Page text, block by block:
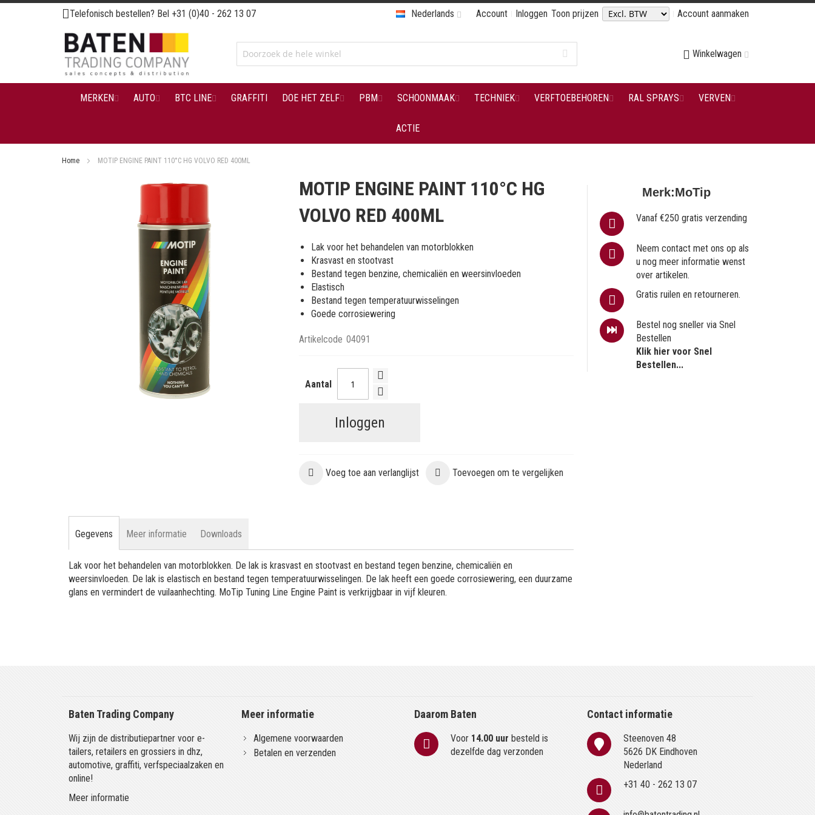
Ga
naar
de
inhoud
Telefonisch bestellen? Bel +31 (0)40 - 262 13 07 Account Inloggen Toon prijzen Account aanmaken
Nederlands
Winkelwagen
MERKEN AUTO BTC LINE GRAFFITI DOE HET ZELF PBM SCHOONMAAK TECHNIEK VERFTOEBEHOREN RAL SPRAYS VERVEN
ACTIE
Home MOTIP ENGINE PAINT 110°C HG VOLVO RED 400ML
MOTIP ENGINE PAINT 110°C HG
VOLVO RED 400ML
Lak voor het behandelen van motorblokken
Krasvast en stootvast
Bestand tegen benzine, chemicaliën en weersinvloeden
Elastisch
Bestand tegen temperatuurwisselingen
Goede corrosiewering
Artikelcode 04091
Aantal
Inloggen
Voeg toe aan verlanglijst Toevoegen om te vergelijken
Merk:MoTip
Vanaf €250 gratis verzending
Neem contact met ons op als
u nog meer informatie wenst
over artikelen.
Gratis ruilen en retourneren.
Bestel nog sneller via Snel
Bestellen
Klik hier voor Snel
Bestellen...
Gegevens
Lak voor het behandelen van motorblokken. De lak is krasvast en stootvast en bestand tegen benzine, chemicaliën en
weersinvloeden. De lak is elastisch en bestand tegen temperatuurwisselingen. De lak heeft een goede corrosiewering, een duurzame
glans en vermindert de vuilaanhechting. MoTip Tuning Line Engine Paint is verkrijgbaar in vijf kleuren.
Meer informatie Downloads
Baten Trading Company
Wij zijn de distributiepartner voor e-
tailers, retailers en grossiers in dhz,
automotive, graffiti, verfspeciaalzaken en
online!
Meer informatie
Meer informatie
Algemene voorwaarden
Betalen en verzenden
Daarom Baten
Voor 14.00 uur besteld is
dezelfde dag verzonden
Contact informatie
Steenoven 48
5626 DK Eindhoven
Nederland
+31 40 - 262 13 07